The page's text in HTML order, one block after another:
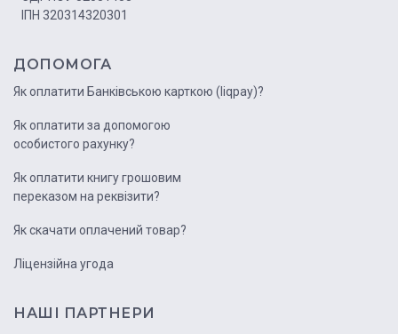
ІПН 320314320301
ДОПОМОГА
Як оплатити Банківською карткою (liqpay)?
Як оплатити за допомогою
особистого рахунку?
Як оплатити книгу грошовим
переказом на реквізити?
Як скачати оплачений товар?
Ліцензійна угода
НАШІ ПАРТНЕРИ